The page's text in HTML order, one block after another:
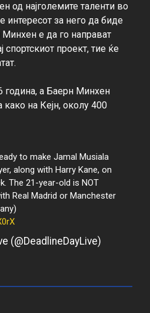
од најголемите таленти во
интересот за него да биде
е да го направат
спортскиот проект, тие ќе
година, а Баерн Минхен
на Кејн, околу 400
to make Jamal Musiala
along with Harry Kane, on
The 21-year-old is NOT
Real Madrid or Manchester
(@DeadlineDayLive)